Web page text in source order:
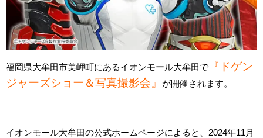
福岡県大牟田市美岬町にあるイオンモール大牟田で
『ドゲン
ジャーズショー＆写真撮影会』
が開催されます。
イオンモール大牟田の公式ホームページによると、2024年11月